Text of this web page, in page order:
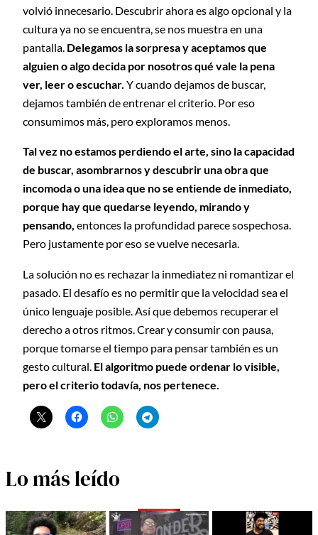
volvió innecesario. Descubrir ahora es algo opcional y la
cultura ya no se encuentra, se nos muestra en una
pantalla. Delegamos la sorpresa y aceptamos que
alguien o algo decida por nosotros qué vale la pena
ver, leer o escuchar. Y cuando dejamos de buscar,
dejamos también de entrenar el criterio. Por eso
consumimos más, pero exploramos menos.
Tal vez no estamos perdiendo el arte, sino la capacidad
de buscar, asombrarnos y descubrir una obra que
incomoda o una idea que no se entiende de inmediato,
porque hay que quedarse leyendo, mirando y
pensando, entonces la profundidad parece sospechosa.
Pero justamente por eso se vuelve necesaria.
La solución no es rechazar la inmediatez ni romantizar el
pasado. El desafío es no permitir que la velocidad sea el
único lenguaje posible. Así que debemos recuperar el
derecho a otros ritmos. Crear y consumir con pausa,
porque tomarse el tiempo para pensar también es un
gesto cultural. El algoritmo puede ordenar lo visible,
pero el criterio todavía, nos pertenece.
Lo más leído